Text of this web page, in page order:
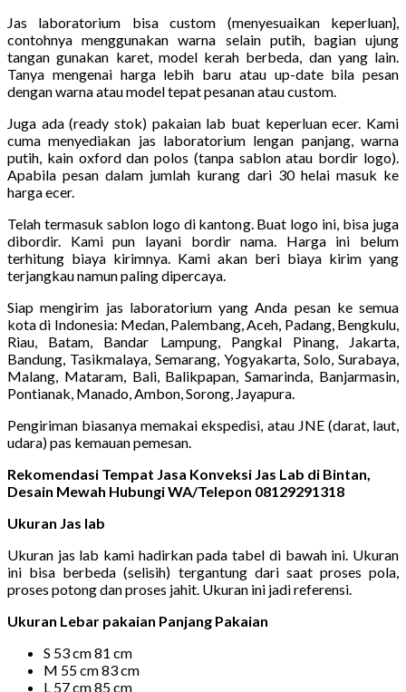
Jas laboratorium bisa custom (menyesuaikan keperluan},
contohnya menggunakan warna selain putih, bagian ujung
tangan gunakan karet, model kerah berbeda, dan yang lain.
Tanya mengenai harga lebih baru atau up-date bila pesan
dengan warna atau model tepat pesanan atau custom.
Juga ada (ready stok) pakaian lab buat keperluan ecer. Kami
cuma menyediakan jas laboratorium lengan panjang, warna
putih, kain oxford dan polos (tanpa sablon atau bordir logo).
Apabila pesan dalam jumlah kurang dari 30 helai masuk ke
harga ecer.
Telah termasuk sablon logo di kantong. Buat logo ini, bisa juga
dibordir. Kami pun layani bordir nama. Harga ini belum
terhitung biaya kirimnya. Kami akan beri biaya kirim yang
terjangkau namun paling dipercaya.
Siap mengirim jas laboratorium yang Anda pesan ke semua
kota di Indonesia: Medan, Palembang, Aceh, Padang, Bengkulu,
Riau, Batam, Bandar Lampung, Pangkal Pinang, Jakarta,
Bandung, Tasikmalaya, Semarang, Yogyakarta, Solo, Surabaya,
Malang, Mataram, Bali, Balikpapan, Samarinda, Banjarmasin,
Pontianak, Manado, Ambon, Sorong, Jayapura.
Pengiriman biasanya memakai ekspedisi, atau JNE (darat, laut,
udara) pas kemauan pemesan.
Rekomendasi Tempat Jasa Konveksi Jas Lab di Bintan,
Desain Mewah Hubungi WA/Telepon 08129291318
Ukuran Jas lab
Ukuran jas lab kami hadirkan pada tabel di bawah ini. Ukuran
ini bisa berbeda (selisih) tergantung dari saat proses pola,
proses potong dan proses jahit. Ukuran ini jadi referensi.
Ukuran Lebar pakaian Panjang Pakaian
S 53 cm 81 cm
M 55 cm 83 cm
L 57 cm 85 cm